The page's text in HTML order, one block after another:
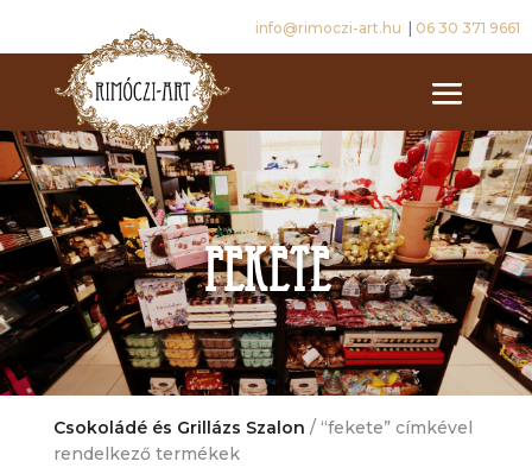
info@rimoczi-art.hu 06 30 371 9661
fekete
Csokoládé és Grillázs Szalon / “fekete” címkével
rendelkező termékek